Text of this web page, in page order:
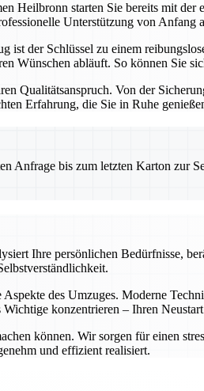
starten Sie bereits mit der
Unterstützung von Anfang
der Schlüssel zu einem
Wünschen abläuft. So können Sie
Qualitätsanspruch. Von der
Erfahrung, die Sie in Ruhe
Anfrage bis zum letzten Karton zur
Ihre persönlichen Bedürfnisse,
des Umzuges. Moderne
konzentrieren – Ihren
können. Wir sorgen für einen
und effizient realisiert.